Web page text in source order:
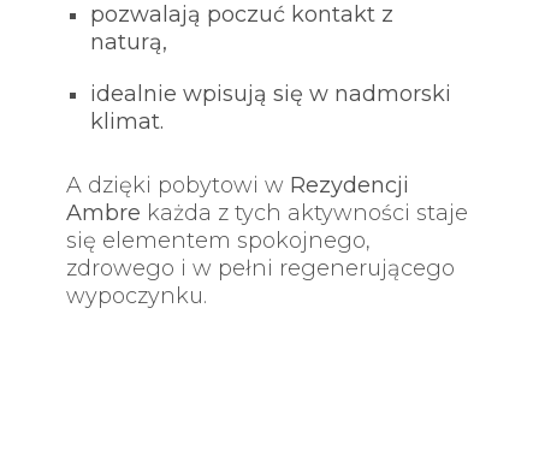
pozwalają poczuć kontakt z
naturą,
idealnie wpisują się w nadmorski
klimat.
A dzięki pobytowi w Rezydencji
Ambre każda z tych aktywności staje
się elementem spokojnego,
zdrowego i w pełni regenerującego
wypoczynku.